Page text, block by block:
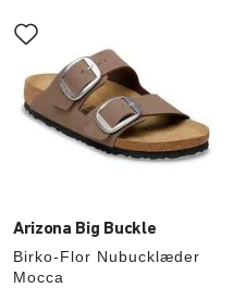
Arizona Big Buckle
Birko-Flor Nubucklæder
Mocca
med
prøvefarver
opdatere
produktbilledet